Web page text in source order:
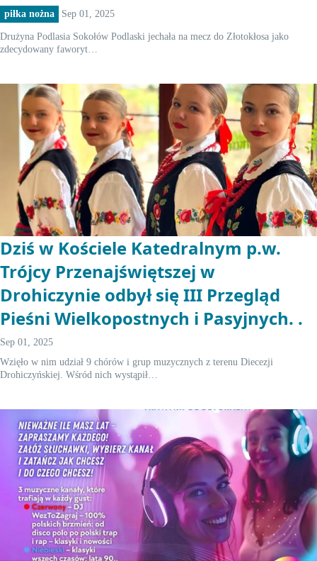
piłka nożna Sep 01, 2025
Drużyna Podlasia Sokołów Podlaski jechała na mecz do Złotokłosa jako
zdecydowany faworyt…
Dziś w Kościele Katedralnym p.w.
Trójcy Przenajświętszej w
Drohiczynie odbył się III Przegląd
Pieśni Wielkopostnych i Pasyjnych. .
Sep 01, 2025
Wzięło w nim udział 9 chórów i grup muzycznych z terenu Diecezji
Drohiczyńskiej. Wśród nich wystąpił…